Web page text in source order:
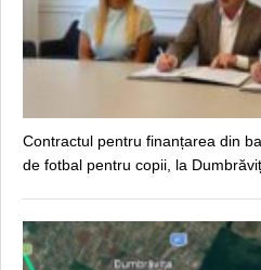
Contractul pentru finanțarea din
de fotbal pentru copii, la